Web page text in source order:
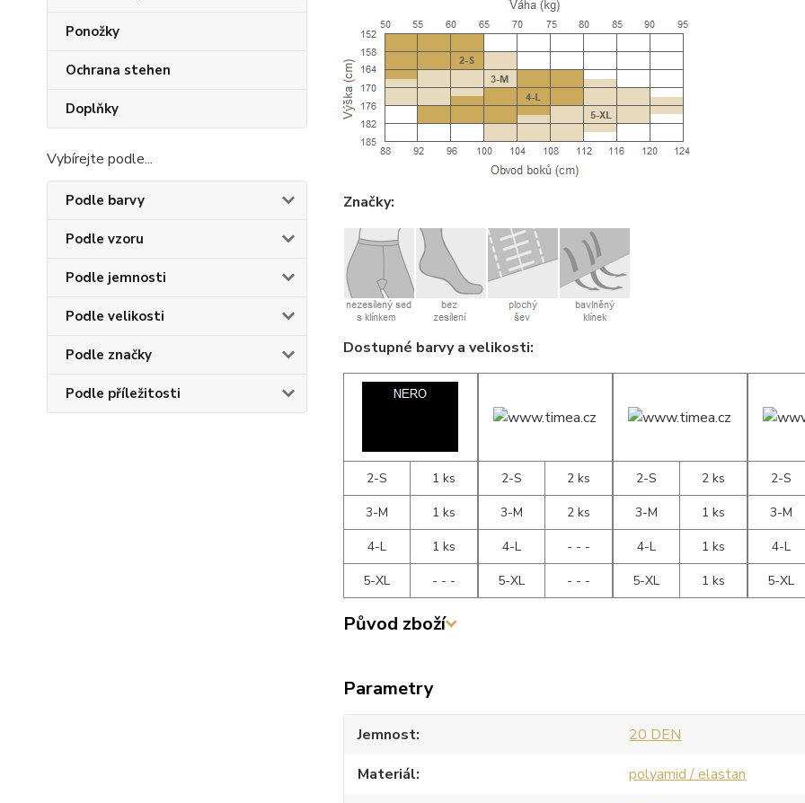
Ponožky
Ochrana stehen
Doplňky
Vybírejte podle...
Podle barvy
Podle vzoru
Podle jemnosti
Podle velikosti
Podle značky
Podle příležitosti
Značky:
Dostupné barvy a velikosti:
2-S
1 ks
3-M
1 ks
4-L
1 ks
5-XL
- - -
2-S
2 ks
3-M
2 ks
4-L
- - -
5-XL
- - -
2-S
2 ks
3-M
1 ks
4-L
1 ks
5-XL
1 ks
2-S
3-M
4-L
5-XL
Původ zboží
Parametry
Jemnost
20 DEN
Materiál
polyamid / elastan